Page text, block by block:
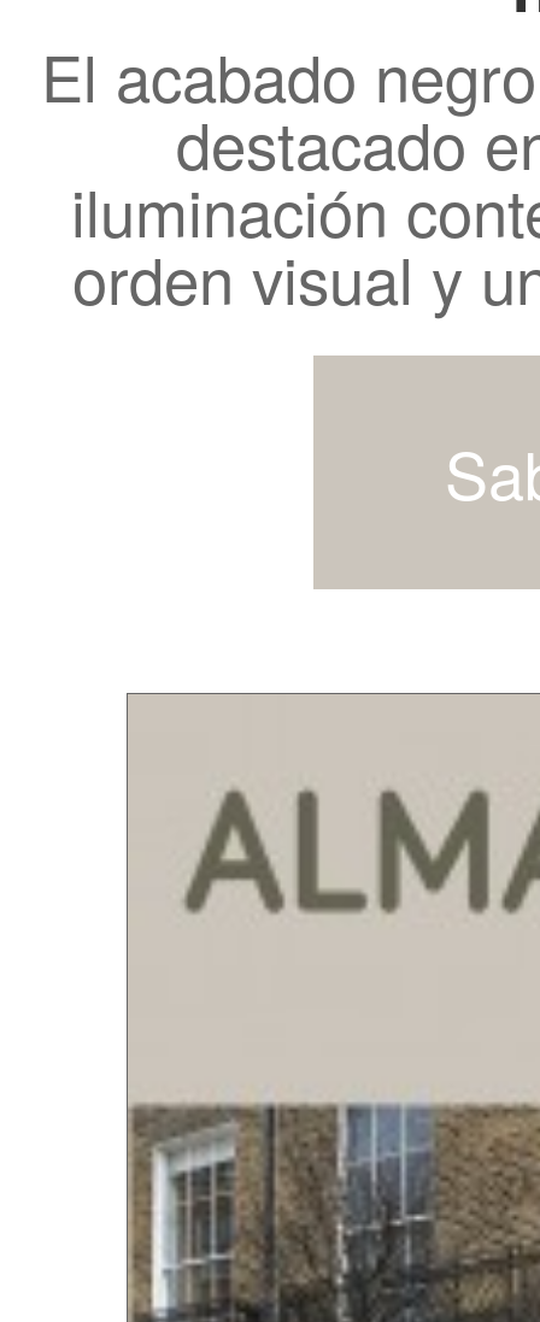
El acabado
destacado
iluminación
orden visual y